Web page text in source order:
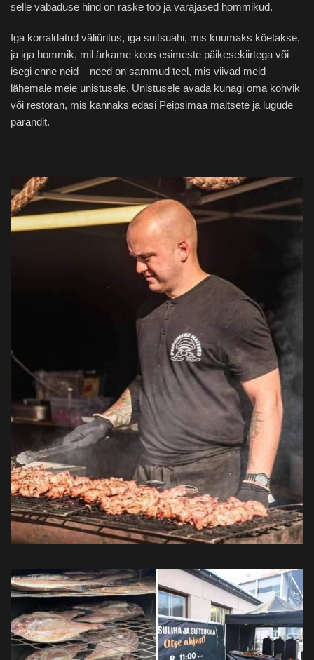
selle vabaduse hind on raske töö ja varajased hommikud.
Iga korraldatud väliüritus, iga suitsuahi, mis kuumaks köetakse,
ja iga hommik, mil ärkame koos esimeste päikesekiirtega või
isegi enne neid – need on sammud teel, mis viivad meid
lähemale meie unistusele. Unistusele avada kunagi oma kohvik
või restoran, mis kannaks edasi Peipsimaa maitsete ja lugude
pärandit.